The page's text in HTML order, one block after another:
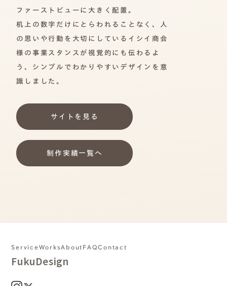
ファーストビューに大きく配置。
机上の数字だけにとらわれることなく、人
の思いや行動を大切にしているイシイ商会
様の事業スタンスが視覚的にも伝わるよ
う、シンプルでわかりやすいデザインを意
識しました。
サイトを見る
制作実績一覧へ
FukuDesign
ServiceWorks About FAQContact